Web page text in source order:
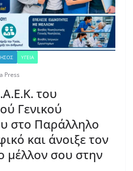
ΥΓΕΙΑ
Press
του
Γενικού
στο Παράλληλο
και άνοιξε τον
μέλλον σου στην